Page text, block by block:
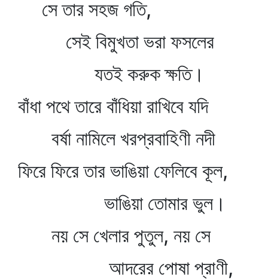
সে তার সহজ গতি,
সেই বিমুখতা ভরা ফসলের
যতই করুক ক্ষতি।
বাঁধা পথে তারে বাঁধিয়া রাখিবে যদি
বর্ষা নামিলে খরপ্রবাহিণী নদী
ফিরে ফিরে তার ভাঙিয়া ফেলিবে কূল,
ভাঙিয়া তোমার ভুল।
নয় সে খেলার পুতুল, নয় সে
আদরের পোষা প্রাণী,